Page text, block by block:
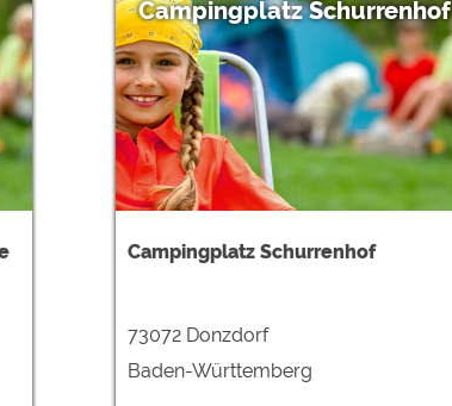
Campingplatz Schurrenhof
Campingplatz Schurrenhof
73072 Donzdorf
Baden-Württemberg